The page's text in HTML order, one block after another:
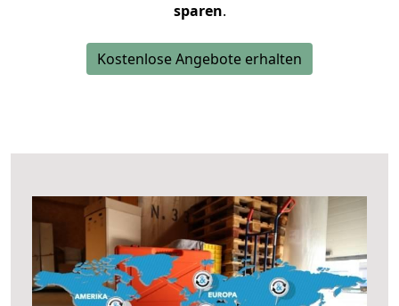
sparen.
Kostenlose Angebote erhalten